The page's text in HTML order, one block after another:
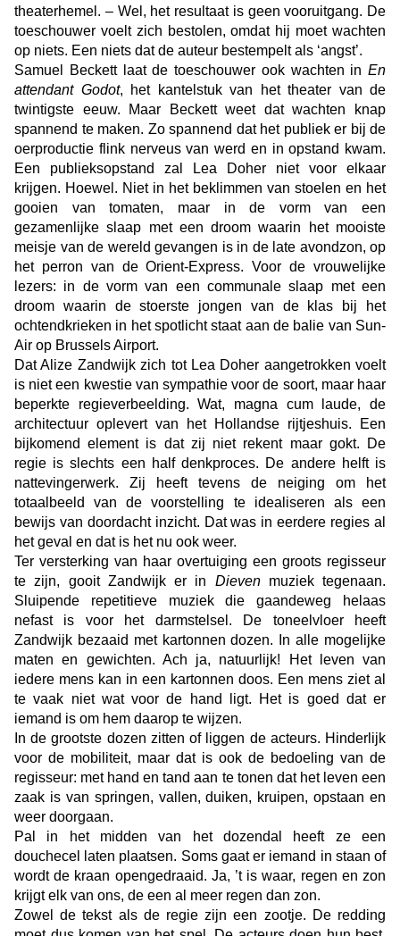
theaterhemel. – Wel, het resultaat is geen vooruitgang. De
toeschouwer voelt zich bestolen, omdat hij moet wachten
op niets. Een niets dat de auteur bestempelt als ‘angst’.
Samuel Beckett laat de toeschouwer ook wachten in En
attendant Godot, het kantelstuk van het theater van de
twintigste eeuw. Maar Beckett weet dat wachten knap
spannend te maken. Zo spannend dat het publiek er bij de
oerproductie flink nerveus van werd en in opstand kwam.
Een publieksopstand zal Lea Doher niet voor elkaar
krijgen. Hoewel. Niet in het beklimmen van stoelen en het
gooien van tomaten, maar in de vorm van een
gezamenlijke slaap met een droom waarin het mooiste
meisje van de wereld gevangen is in de late avondzon, op
het perron van de Orient-Express. Voor de vrouwelijke
lezers: in de vorm van een communale slaap met een
droom waarin de stoerste jongen van de klas bij het
ochtendkrieken in het spotlicht staat aan de balie van Sun-
Air op Brussels Airport.
Dat Alize Zandwijk zich tot Lea Doher aangetrokken voelt
is niet een kwestie van sympathie voor de soort, maar haar
beperkte regieverbeelding. Wat, magna cum laude, de
architectuur oplevert van het Hollandse rijtjeshuis. Een
bijkomend element is dat zij niet rekent maar gokt. De
regie is slechts een half denkproces. De andere helft is
nattevingerwerk. Zij heeft tevens de neiging om het
totaalbeeld van de voorstelling te idealiseren als een
bewijs van doordacht inzicht. Dat was in eerdere regies al
het geval en dat is het nu ook weer.
Ter versterking van haar overtuiging een groots regisseur
te zijn, gooit Zandwijk er in Dievenmuziek tegenaan.
Sluipende repetitieve muziek die gaandeweg helaas
nefast is voor het darmstelsel. De toneelvloer heeft
Zandwijk bezaaid met kartonnen dozen. In alle mogelijke
maten en gewichten. Ach ja, natuurlijk! Het leven van
iedere mens kan in een kartonnen doos. Een mens ziet al
te vaak niet wat voor de hand ligt. Het is goed dat er
iemand is om hem daarop te wijzen.
In de grootste dozen zitten of liggen de acteurs. Hinderlijk
voor de mobiliteit, maar dat is ook de bedoeling van de
regisseur: met hand en tand aan te tonen dat het leven een
zaak is van springen, vallen, duiken, kruipen, opstaan en
weer doorgaan.
Pal in het midden van het dozendal heeft ze een
douchecel laten plaatsen. Soms gaat er iemand in staan of
wordt de kraan opengedraaid. Ja, ’t is waar, regen en zon
krijgt elk van ons, de een al meer regen dan zon.
Zowel de tekst als de regie zijn een zootje. De redding